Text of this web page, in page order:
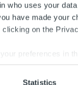
who uses your
have made your
on the
preferences in
features and to
Statistics